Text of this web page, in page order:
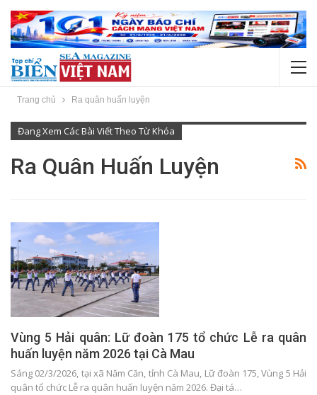
Trang chủ Ra quân huấn luyện
Đang Xem Các Bài Viết Theo Từ Khóa
Ra Quân Huấn Luyện
Vùng 5 Hải quân: Lữ đoàn 175 tổ chức Lễ ra quân
huấn luyện năm 2026 tại Cà Mau
Sáng 02/3/2026, tại xã Năm Căn, tỉnh Cà Mau, Lữ đoàn 175, Vùng 5 Hải
quân tổ chức Lễ ra quân huấn luyện năm 2026. Đại tá…